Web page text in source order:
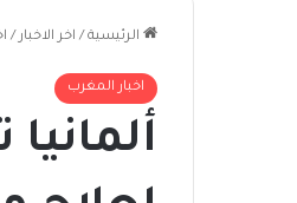
الرئيسية / اخر الاخبار /
اخبار المغرب